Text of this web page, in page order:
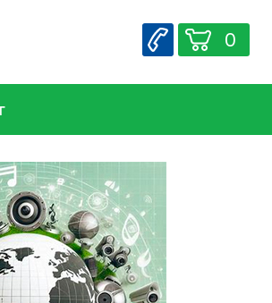
0
видеонаблюдения